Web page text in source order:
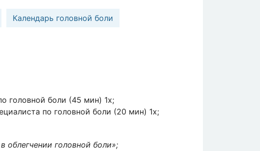
Календарь головной боли
головной боли (45 мин) 1x;
по головной боли (20 мин) 1x;
облегчении головной боли»;